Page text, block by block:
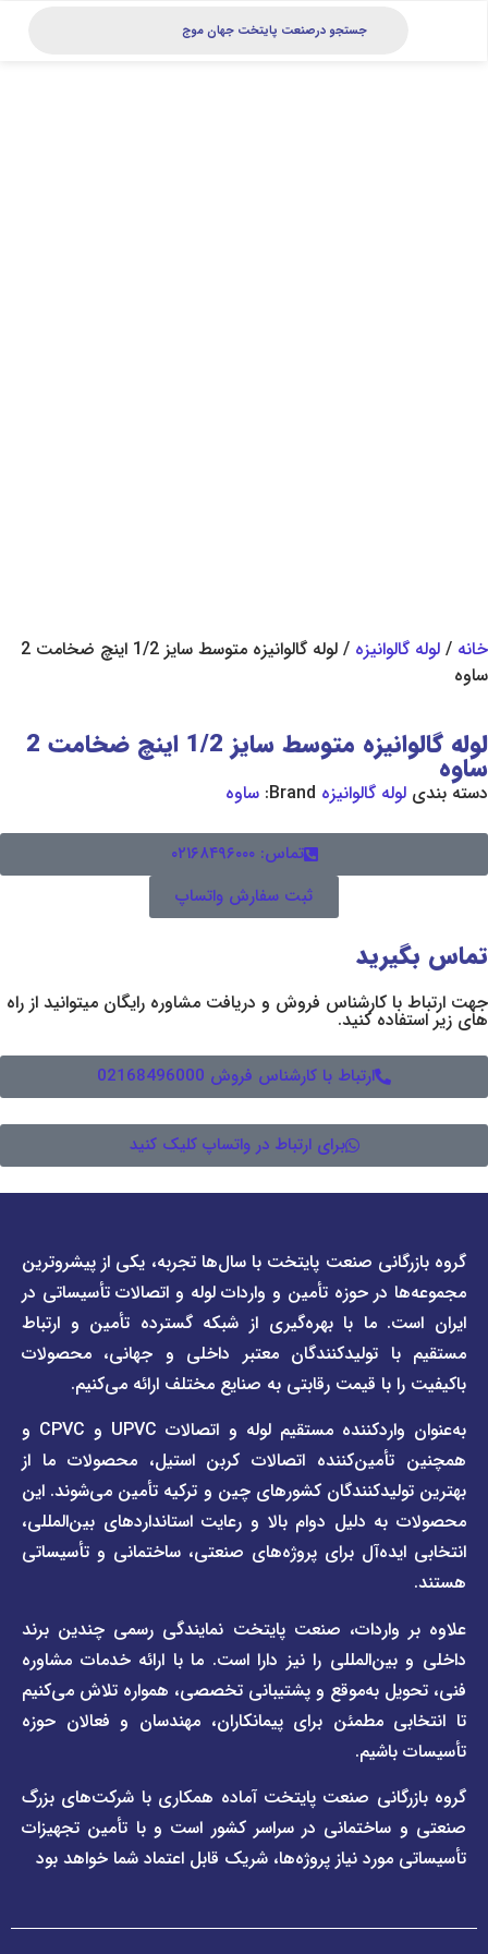
/ لوله گالوانیزه متوسط سایز 1/2 اینچ ضخامت 2
لوله گالوانیزه متوسط سایز 1/2 اینچ ضخامت 2
گالوانیزه Brand: ساوه
ثبت سفارش واتساپ
کارشناس فروش و دریافت مشاوره رایگان میتوانید از راه
کنید.
ارتباط با کارشناس فروش 02168496000
برای ارتباط در واتساپ کلیک کنید
صنعت پایتخت با سال‌ها تجربه، یکی از پیشروترین
حوزه تأمین و واردات لوله و اتصالات تأسیساتی در
ما با بهره‌گیری از شبکه گسترده تأمین و ارتباط
تولیدکنندگان معتبر داخلی و جهانی، محصولات
با قیمت رقابتی به صنایع مختلف ارائه می‌کنیم.
به‌عنوان واردکننده مستقیم لوله و اتصالات UPVC و CPVC و
اتصالات کربن استیل، محصولات ما از
کشورهای چین و ترکیه تأمین می‌شوند. این
دلیل دوام بالا و رعایت استانداردهای بین‌المللی،
برای پروژه‌های صنعتی، ساختمانی و تأسیساتی
صنعت پایتخت نمایندگی رسمی چندین برند
را نیز دارا است. ما با ارائه خدمات مشاوره
به‌موقع و پشتیبانی تخصصی، همواره تلاش می‌کنیم
مطمئن برای پیمانکاران، مهندسان و فعالان حوزه
صنعت پایتخت آماده همکاری با شرکت‌های بزرگ
در سراسر کشور است و با تأمین تجهیزات
نیاز پروژه‌ها، شریک قابل اعتماد شما خواهد بود
دسترسی
سریع
صفحه
لیست
قیمت
صفحه
برند
صفحه
برند
فاراب
پول
دسترسی
سریع
درباره
ما
قوانین
و
مقررات
وبلاگ
خبری